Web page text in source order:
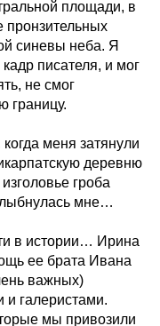
площади, в
пронзительных
синевы неба. Я
писателя, и мог
не смог
границу.
меня затянули
деревню
гроба
мне…
в истории… Ирина
ее брата Ивана
важных)
и галеристами.
мы привозили